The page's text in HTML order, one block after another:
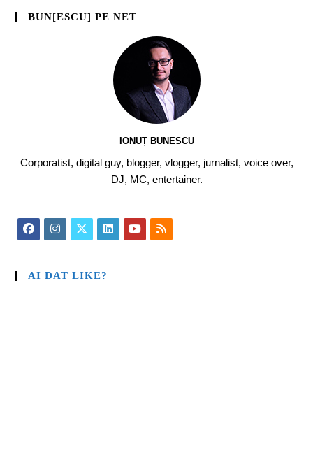
BUN[ESCU] PE NET
IONUȚ BUNESCU
Corporatist, digital guy, blogger, vlogger, jurnalist, voice over,
DJ, MC, entertainer.
AI DAT LIKE?